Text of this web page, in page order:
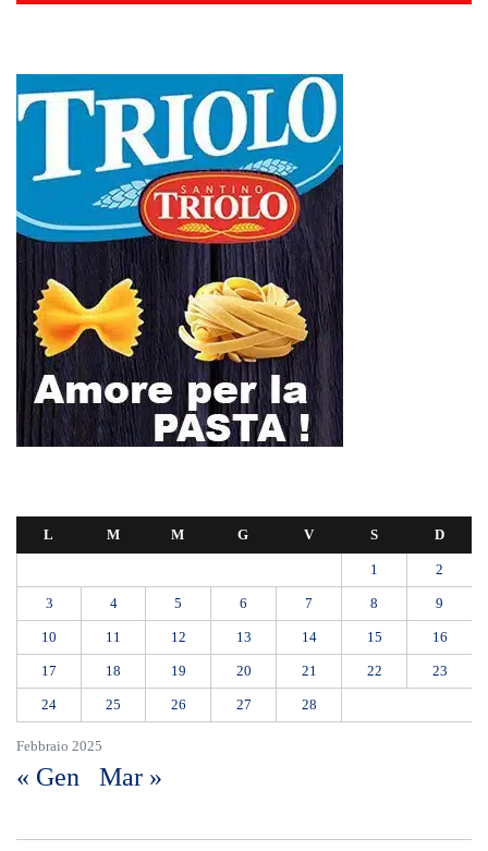
Febbraio 2025
L M M G V S D
1 2
3 4 5 6 7 8 9
10 11 12 13 14 15 16
17 18 19 20 21 22 23
24 25 26 27 28
« Gen Mar »